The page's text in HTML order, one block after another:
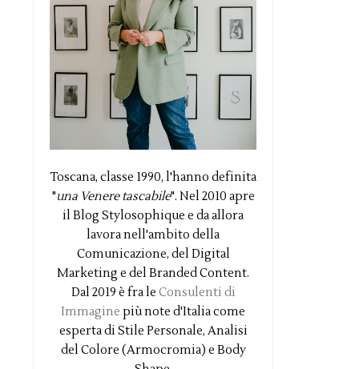
Toscana, classe 1990, l'hanno definita
"una Venere tascabile". Nel 2010 apre
il Blog Stylosophique e da allora
lavora nell'ambito della
Comunicazione, del Digital
Marketing e del Branded Content.
Dal 2019 è fra le Consulenti di
Immagine più note d'Italia come
esperta di Stile Personale, Analisi
del Colore (Armocromia) e Body